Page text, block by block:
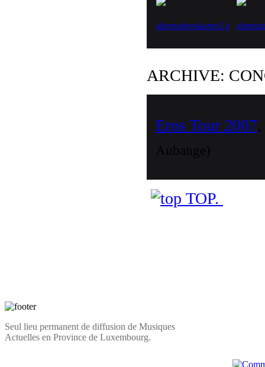
ARCHIVE:
Eros Tour 2007,
Aubange)
TOP.
Seul lieu permanent de diffusion de Musiques
Actuelles en Province de Luxembourg.